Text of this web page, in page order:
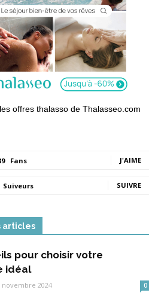
offres thalasso de Thalasseo.com
Fans J'AIME
Suiveurs SUIVRE
articles
pour choisir votre
idéal
novembre 2024 0